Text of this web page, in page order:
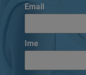
Email
Ime